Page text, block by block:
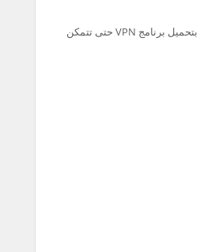
تم حظر سيرفر Ok.ru في السعودية لذلك من لا يعمل معه الفيديو رجاء قم بتحميل برنامج VPN حتى تتمكن